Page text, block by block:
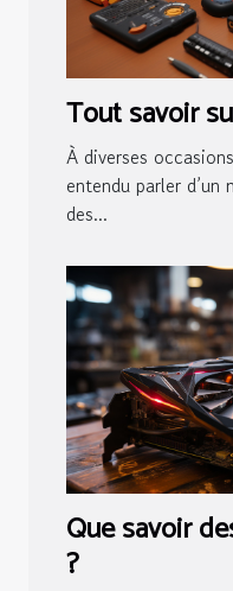
Tout savoir
À diverses
entendu parler
des...
Que savoir
?